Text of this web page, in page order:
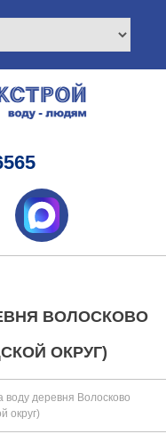
ВОЛОСКОВО
ОКРУГ)
воду деревня Волосково
округ)